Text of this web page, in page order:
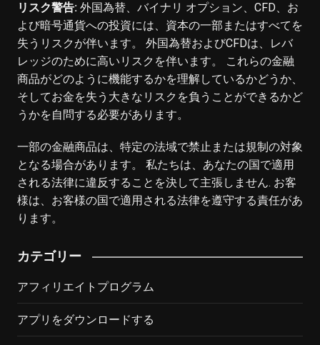
リスク警告:外国為替、バイナリ オプション、CFD、お
よび暗号通貨への投資には、資本の一部またはすべてを
失うリスクが伴います。 外国為替およびCFDは、レバ
レッジのために高いリスクを伴います。 これらの金融
商品がどのように機能するかを理解しているかどうか、
そしてお金を失う大きなリスクを負うことができるかど
うかを自問する必要があります。
一部の金融商品は、特定の法域で禁止または規制の対象
となる場合があります。 私たちは、あなたの国で適用
される法律に違反することを決して主張しません. お客
様は、お客様の国で適用される法律を遵守する責任があ
ります。
カテゴリー
アフィリエイトプログラム
アプリをダウンロードする